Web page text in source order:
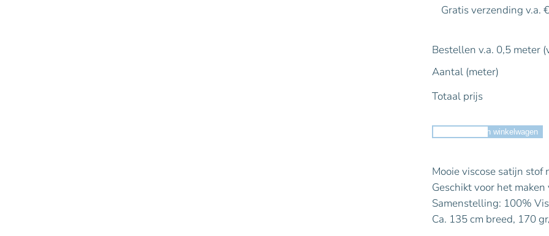
Gratis verzending v.a.
Bestellen v.a. 0,5 meter
Aantal (meter)
Totaal prijs
Toevoegen aan winkelwagen
Mooie viscose satijn stof
Geschikt voor het
Samenstelling: 100%
Ca. 135 cm breed, 170